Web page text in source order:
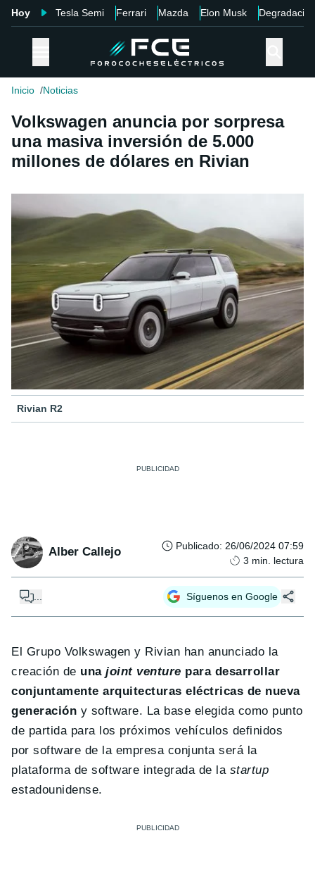
Hoy Tesla Semi Ferrari Mazda Elon Musk Degradación
Inicio Noticias
Volkswagen anuncia por sorpresa
una masiva inversión de 5.000
millones de dólares en Rivian
Rivian R2
Alber Callejo Publicado: 26/06/2024 07:59
3 min. lectura
Síguenos en Google
El Grupo Volkswagen y Rivian han anunciado la
creación de unajoint venture para desarrollar
conjuntamente arquitecturas eléctricas de nueva
generación y software. La base elegida como punto
de partida para los próximos vehículos definidos
por software de la empresa conjunta será la
plataforma de software integrada de la startup
estadounidense.